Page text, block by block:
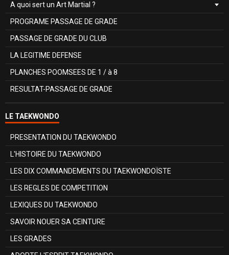
A quoi sert un Art Martial ?
PROGRAME PASSAGE DE GRADE
PASSAGE DE GRADE DU CLUB
LA LEGITIME DEFENSE
PLANCHES POOMSEES DE 1 / à 8
RESULTAT-PASSAGE DE GRADE
LE TAEKWONDO
PRESENTATION DU TAEKWONDO
L'HISTOIRE DU TAEKWONDO
LES DIX COMMANDEMENTS DU TAEKWONDOÏSTE
LES REGLES DE COMPETITION
LEXIQUES DU TAEKWONDO
SAVOIR NOUER SA CEINTURE
LES GRADES